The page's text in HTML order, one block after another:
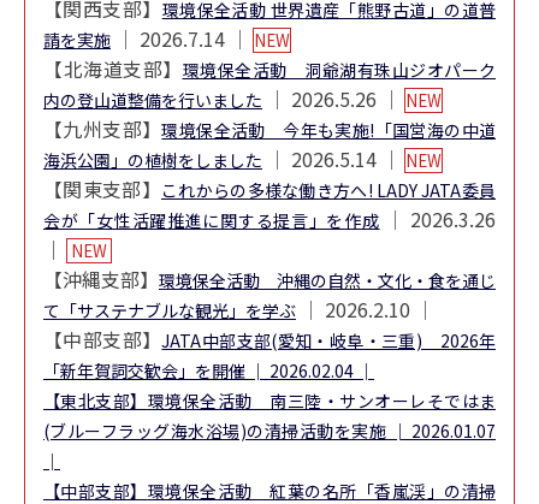
【関西支部】 環境保全活動 世界遺産「熊野古道」の道普
請を実施 │ 2026.7.14 │ NEW
【北海道支部】 環境保全活動 洞爺湖有珠山ジオパーク
内の登山道整備を行いました
│ 2026.5.26 │ NEW
【九州支部】環境保全活動 今年も実施!「国営海の中道
海浜公園」の植樹をしました
│ 2026.5.14 │ NEW
【関東支部】 これからの多様な働き方へ! LADY JATA委員
会が「女性活躍推進に関する提言」を作成
│ 2026.3.26
│
NEW
【沖縄支部】 環境保全活動 沖縄の自然・文化・食を通じ
て「サステナブルな観光」を学ぶ │ 2026.2.10 │
【中部支部】JATA中部支部(愛知・岐阜・三重) 2026年
「新年賀詞交歓会」を開催 │ 2026.02.04 │
【東北支部】 環境保全活動 南三陸・サンオーレそではま
(ブルーフラッグ海水浴場)の清掃活動を実施 │ 2026.01.07
│
【中部支部】 環境保全活動 紅葉の名所「香嵐渓」の清掃